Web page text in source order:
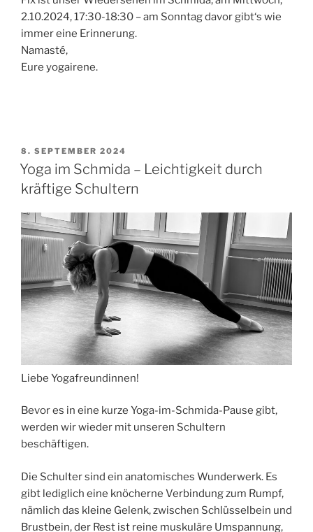
2.10.2024, 17:30-18:30 – am Sonntag davor gibt‘s wie
immer eine Erinnerung.
Namasté,
Eure yogairene.
VERÖFFENTLICHT
AM
8. SEPTEMBER 2024
Yoga im Schmida – Leichtigkeit durch
kräftige Schultern
Liebe Yogafreundinnen!
Bevor es in eine kurze Yoga-im-Schmida-Pause gibt,
werden wir wieder mit unseren Schultern
beschäftigen.
Die Schulter sind ein anatomisches Wunderwerk. Es
gibt lediglich eine knöcherne Verbindung zum Rumpf,
nämlich das kleine Gelenk, zwischen Schlüsselbein und
Brustbein, der Rest ist reine muskuläre Umspannung,